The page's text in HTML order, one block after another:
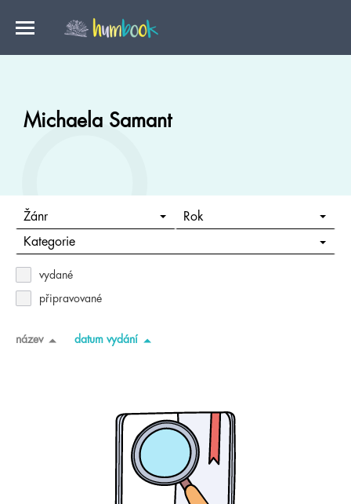
Michaela Samant
Žánr Rok
Kategorie
vydané
připravované
název datum vydání